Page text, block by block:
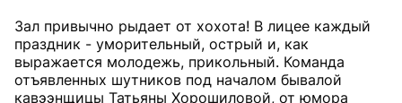
Зал привычно рыдает от хохота! В лицее каждый
праздник - уморительный, острый и, как
выражается молодежь, прикольный. Команда
отъявленных шутников под началом бывалой
кавээнщицы Татьяны Хорошиловой, от юмора